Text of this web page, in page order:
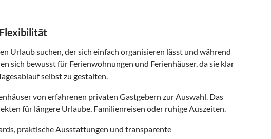
Urlaub suchen, der sich einfach organisieren lässt und während
sich bewusst für Ferienwohnungen und Ferienhäuser, da sie klar
selbst zu gestalten.
von erfahrenen privaten Gastgebern zur Auswahl. Das
für längere Urlaube, Familienreisen oder ruhige Auszeiten.
praktische Ausstattungen und transparente